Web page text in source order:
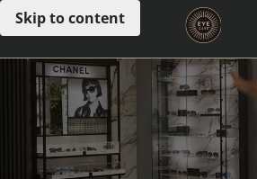
Skip to content
Open menu